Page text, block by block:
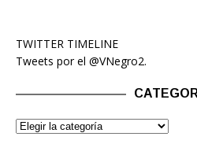
TWITTER TIMELINE
Tweets por el @VNegro2.